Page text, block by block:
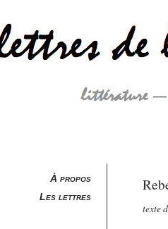
À propos
Les lettres
texte